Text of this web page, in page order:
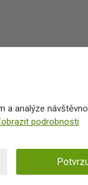
Hydraulická
a analýze
podrobnosti